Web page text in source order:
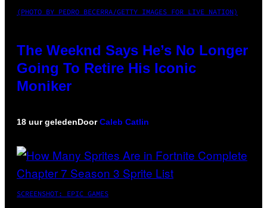
(PHOTO BY PEDRO BECERRA/GETTY IMAGES FOR LIVE NATION)
The Weeknd Says He’s No Longer
Going To Retire His Iconic
Moniker
18 uur geledenDoorCaleb Catlin
SCREENSHOT: EPIC GAMES